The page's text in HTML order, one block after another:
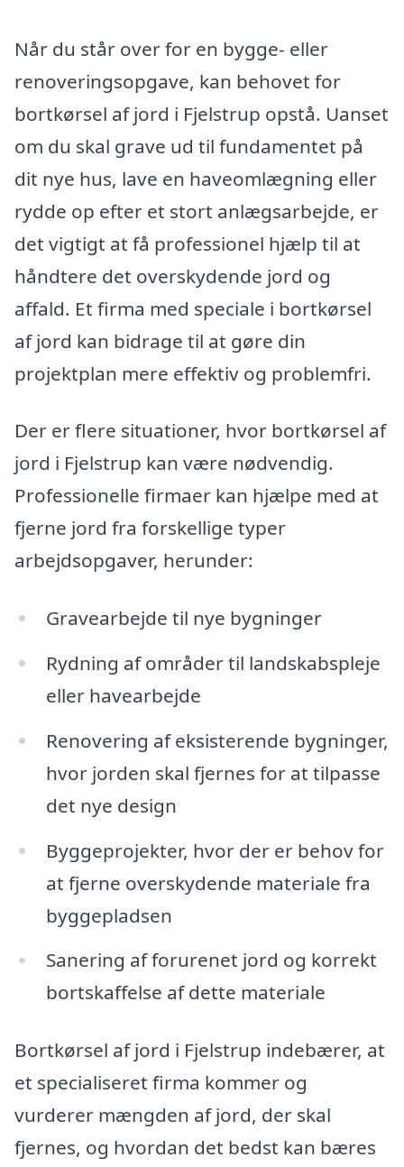
Når du står over for en bygge- eller
renoveringsopgave, kan behovet for
bortkørsel af jord i Fjelstrup opstå. Uanset
om du skal grave ud til fundamentet på
dit nye hus, lave en haveomlægning eller
rydde op efter et stort anlægsarbejde, er
det vigtigt at få professionel hjælp til at
håndtere det overskydende jord og
affald. Et firma med speciale i bortkørsel
af jord kan bidrage til at gøre din
projektplan mere effektiv og problemfri.
Der er flere situationer, hvor bortkørsel af
jord i Fjelstrup kan være nødvendig.
Professionelle firmaer kan hjælpe med at
fjerne jord fra forskellige typer
arbejdsopgaver, herunder:
Gravearbejde til nye bygninger
Rydning af områder til landskabspleje
eller havearbejde
Renovering af eksisterende bygninger,
hvor jorden skal fjernes for at tilpasse
det nye design
Byggeprojekter, hvor der er behov for
at fjerne overskydende materiale fra
byggepladsen
Sanering af forurenet jord og korrekt
bortskaffelse af dette materiale
Bortkørsel af jord i Fjelstrup indebærer, at
et specialiseret firma kommer og
vurderer mængden af jord, der skal
fjernes, og hvordan det bedst kan bæres